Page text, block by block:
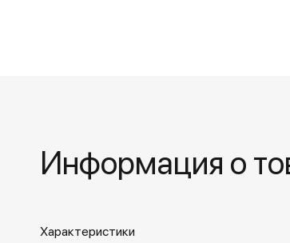
Информация о
Характеристики